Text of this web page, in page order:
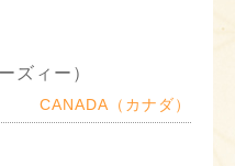
ズィー）
CANADA（カナダ）